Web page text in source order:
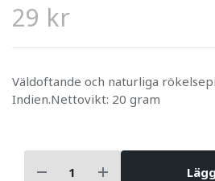
29 kr
Väldoftande och naturliga
Indien.Nettovikt: 20 gram